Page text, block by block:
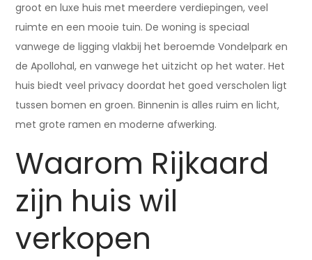
groot en luxe huis met meerdere verdiepingen, veel
ruimte en een mooie tuin. De woning is speciaal
vanwege de ligging vlakbij het beroemde Vondelpark en
de Apollohal, en vanwege het uitzicht op het water. Het
huis biedt veel privacy doordat het goed verscholen ligt
tussen bomen en groen. Binnenin is alles ruim en licht,
met grote ramen en moderne afwerking.
Waarom Rijkaard
zijn huis wil
verkopen